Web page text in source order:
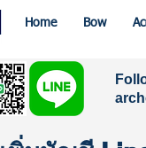
Home Bow